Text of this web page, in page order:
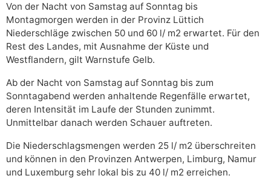
Von der Nacht von Samstag auf Sonntag bis
Montagmorgen werden in der Provinz Lüttich
Niederschläge zwischen 50 und 60 l/ m2 erwartet. Für den
Rest des Landes, mit Ausnahme der Küste und
Westflandern, gilt Warnstufe Gelb.
Ab der Nacht von Samstag auf Sonntag bis zum
Sonntagabend werden anhaltende Regenfälle erwartet,
deren Intensität im Laufe der Stunden zunimmt.
Unmittelbar danach werden Schauer auftreten.
Die Niederschlagsmengen werden 25 l/ m2 überschreiten
und können in den Provinzen Antwerpen, Limburg, Namur
und Luxemburg sehr lokal bis zu 40 l/ m2 erreichen.